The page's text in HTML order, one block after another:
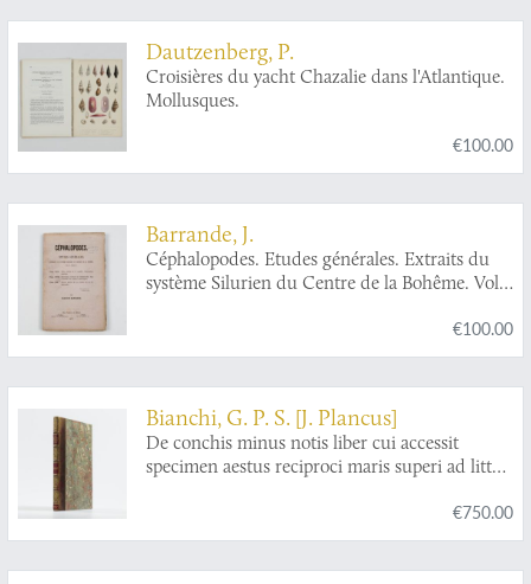
Dautzenberg, P.
Croisières du yacht Chazalie dans l'Atlantique.
Mollusques.
€100.00
Barrande, J.
Céphalopodes. Etudes générales. Extraits du
système Silurien du Centre de la Bohême. Vol.
coquille. Observations générales. Chap. XVIII.
Distribution verticale des Céphalopodes, dans
Céphalopodes.
€100.00
Bianchi, G. P. S. [J. Plancus]
De conchis minus notis liber cui accessit
specimen aestus reciproci maris superi ad littus
€750.00